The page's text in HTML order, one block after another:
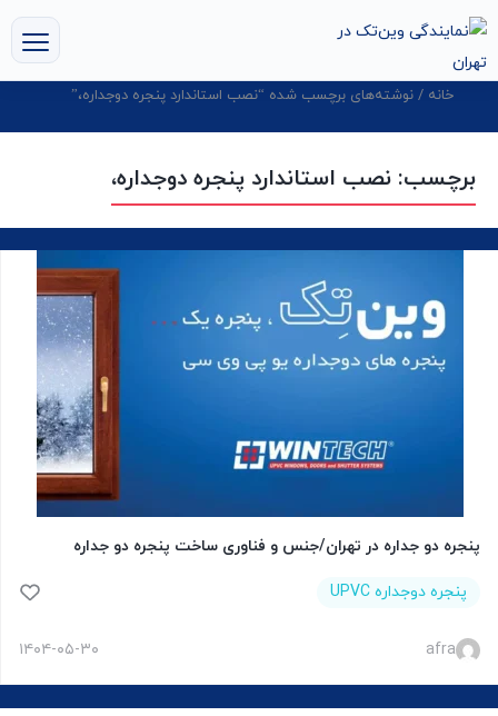
خانه / نوشته‌های برچسب شده “نصب استاندارد پنجره دوجداره،”
برچسب: نصب استاندارد پنجره دوجداره،
پنجره دو جداره در تهران/جنس و فناوری ساخت پنجره دو جداره
پنجره دوجداره UPVC
afra ۱۴۰۴-۰۵-۳۰